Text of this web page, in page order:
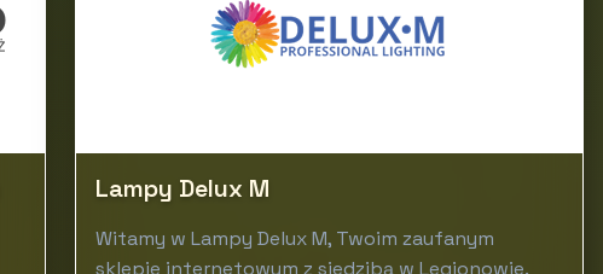
Lampy Delux M
Witamy w Lampy Delux M, Twoim zaufanym
sklepie internetowym z siedzibą w Legionowie.